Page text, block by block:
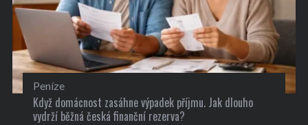
Peníze
Když domácnost zasáhne výpadek příjmu. Jak dlouho
vydrží běžná česká finanční rezerva?